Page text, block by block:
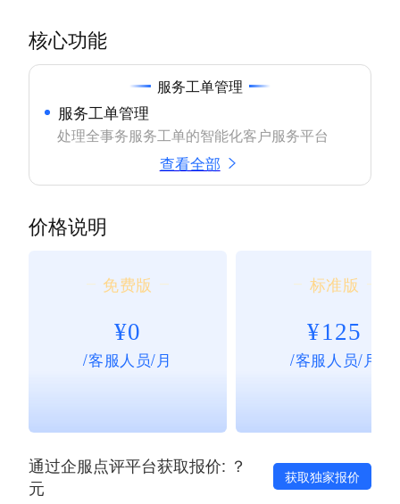
核心功能
服务工单管理
服务工单管理
处理全事务服务工单的智能化客户服务平台
查看全部
价格说明
免费版
¥0
/客服人员/月
标准版
¥125
/客服人员/月
通过企服点评平台获取报价: ？
元
获取独家报价